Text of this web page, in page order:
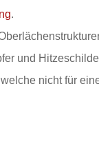
.
und
nicht für